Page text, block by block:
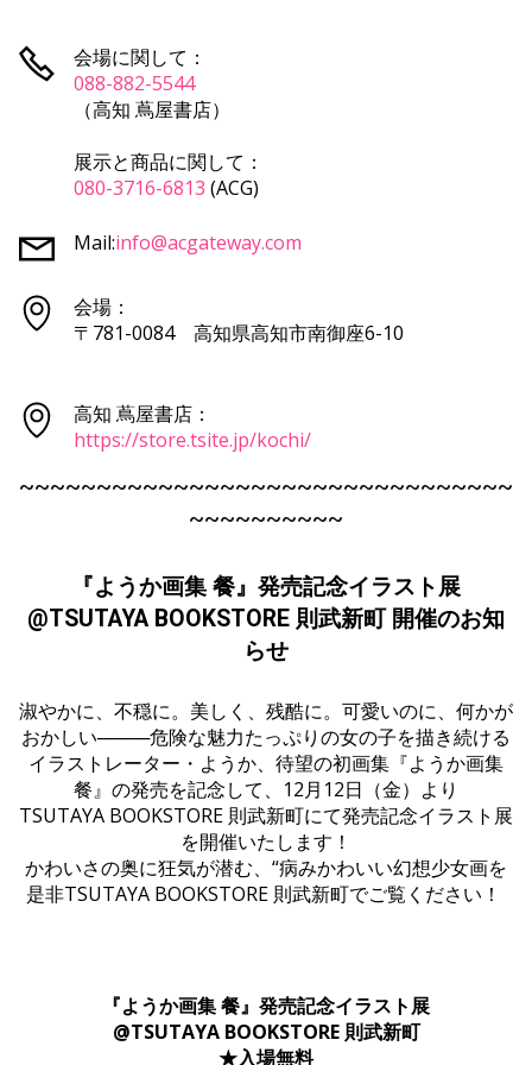
会場に関して：
088-882-5544
（高知 蔦屋書店）
展示と商品に関して：
080-3716-6813 (ACG)
Mail:info@acgateway.com
会場：
〒781-0084 高知県高知市南御座6-10
高知 蔦屋書店：
https://store.tsite.jp/kochi/
~~~~~~~~~~~~~~~~~~~~~~~~~~~~~~~~
~~~~~~~~~~
『ようか画集 餐』発売記念イラスト展
@TSUTAYA BOOKSTORE 則武新町 開催のお知
らせ
淑やかに、不穏に。美しく、残酷に。可愛いのに、何かが
おかしい────危険な魅力たっぷりの女の子を描き続ける
イラストレーター・ようか、待望の初画集『ようか画集
餐』の発売を記念して、12月12日（金）より
TSUTAYA BOOKSTORE 則武新町にて発売記念イラスト展
を開催いたします！
かわいさの奥に狂気が潜む、“病みかわいい幻想少女画を
是非TSUTAYA BOOKSTORE 則武新町でご覧ください！
『ようか画集 餐』発売記念イラスト展
@TSUTAYA BOOKSTORE 則武新町
★入場無料